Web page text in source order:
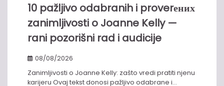
10 pažljivo odabranih i proverених
zanimljivosti o Joanne Kelly —
rani pozorišni rad i audicije
08/08/2026
Zanimljivosti o Joanne Kelly: zašto vredi pratiti njenu
karijeru Ovaj tekst donosi pažljivo odabrane i…